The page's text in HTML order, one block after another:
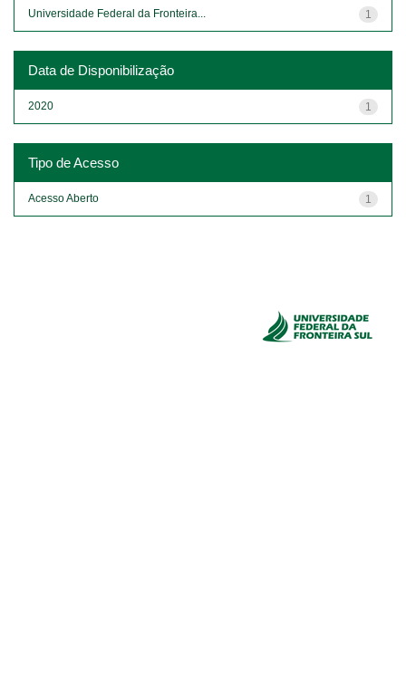
1
Universidade Federal da Fronteira...
Data de Disponibilização
1
2020
Tipo de Acesso
1
Acesso Aberto